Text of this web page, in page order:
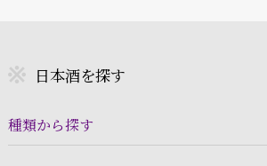
日本酒を探す
種類から探す